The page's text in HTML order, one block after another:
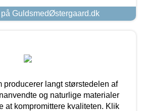
GuldsmedØstergaard.dk
producerer langt størstedelen af
og naturlige materialer
at kompromittere kvaliteten. Klik